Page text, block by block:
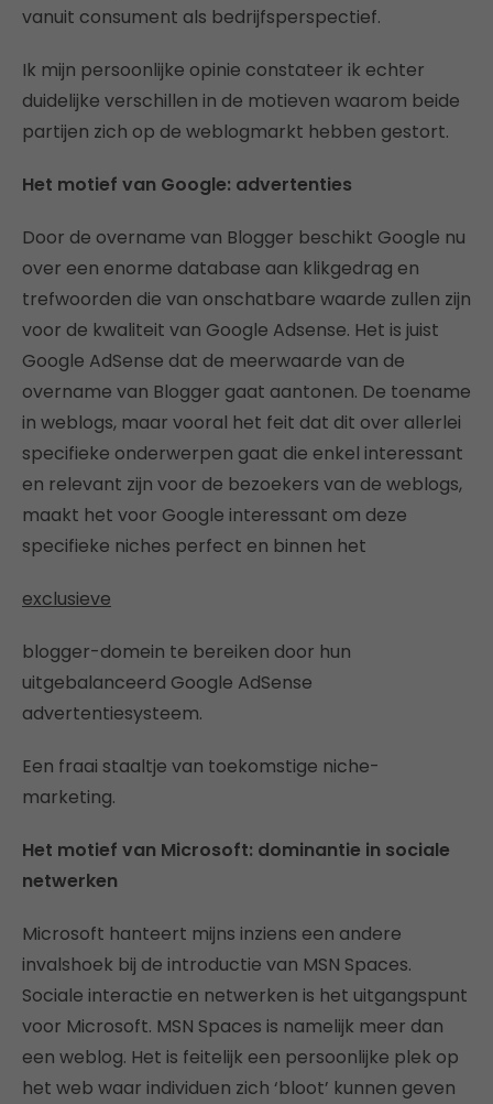
vanuit consument als bedrijfsperspectief.
Ik mijn persoonlijke opinie constateer ik echter
duidelijke verschillen in de motieven waarom beide
partijen zich op de weblogmarkt hebben gestort.
Het motief van Google: advertenties
Door de overname van Blogger beschikt Google nu
over een enorme database aan klikgedrag en
trefwoorden die van onschatbare waarde zullen zijn
voor de kwaliteit van Google Adsense. Het is juist
Google AdSense dat de meerwaarde van de
overname van Blogger gaat aantonen. De toename
in weblogs, maar vooral het feit dat dit over allerlei
specifieke onderwerpen gaat die enkel interessant
en relevant zijn voor de bezoekers van de weblogs,
maakt het voor Google interessant om deze
specifieke niches perfect en binnen het
exclusieve
blogger-domein te bereiken door hun
uitgebalanceerd Google AdSense
advertentiesysteem.
Een fraai staaltje van toekomstige niche-
marketing.
Het motief van Microsoft: dominantie in sociale
netwerken
Microsoft hanteert mijns inziens een andere
invalshoek bij de introductie van MSN Spaces.
Sociale interactie en netwerken is het uitgangspunt
voor Microsoft. MSN Spaces is namelijk meer dan
een weblog. Het is feitelijk een persoonlijke plek op
het web waar individuen zich ‘bloot’ kunnen geven